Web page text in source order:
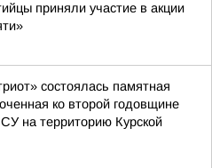
приняли участие в акции
состоялась памятная
ко второй годовщине
на территорию Курской